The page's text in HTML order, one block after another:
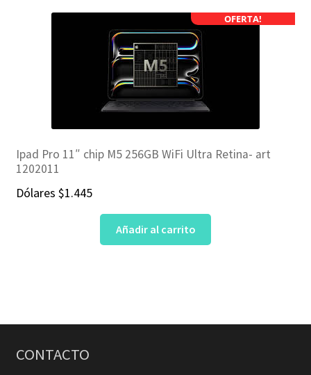
OFERTA!
Ipad Pro 11″ chip M5 256GB WiFi Ultra Retina- art
1202011
Dólares $1.445
Añadir al carrito
CONTACTO